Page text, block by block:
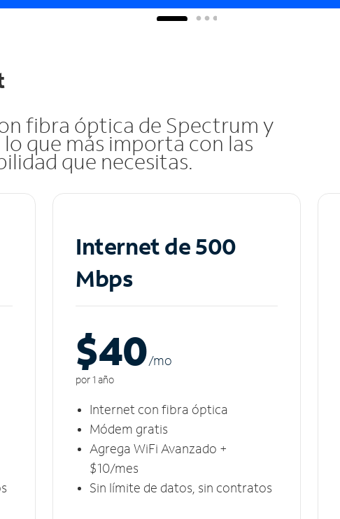
fibra óptica de Spectrum y
que más importa con las
que necesitas.
Internet de 500
Mbps
$40/mo
por 1 año
Internet con fibra óptica
Módem gratis
Agrega WiFi Avanzado +
$10/mes
Sin límite de datos, sin contratos